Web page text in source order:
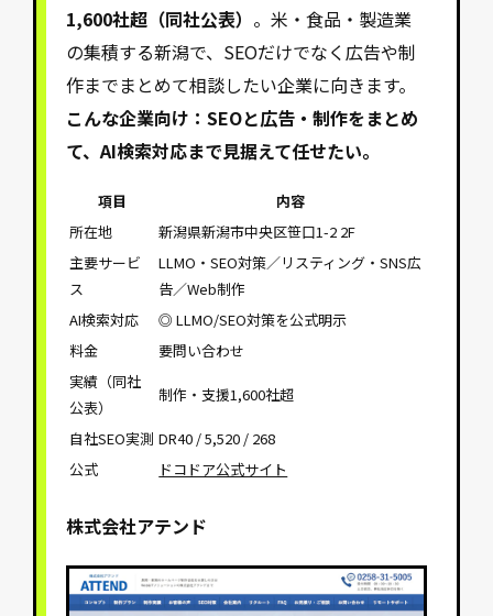
1,600社超（同社公表） 。米・食品・製造業
の集積する新潟で、SEOだけでなく広告や制
作までまとめて相談したい企業に向きます。
こんな企業向け：SEOと広告・制作をまとめ
て、AI検索対応まで見据えて任せたい。
項目
内容
所在地
新潟県新潟市中央区笹口1-2 2F
主要サービ
ス
LLMO・SEO対策／リスティング・SNS広
告／Web制作
AI検索対応
◎ LLMO/SEO対策を公式明示
料金
要問い合わせ
実績（同社
公表）
制作・支援1,600社超
自社SEO実測 DR40 / 5,520 / 268
公式
ドコドア公式サイト
株式会社アテンド